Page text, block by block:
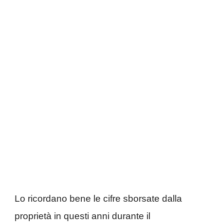
Lo ricordano bene le cifre sborsate dalla
proprietà in questi anni durante il